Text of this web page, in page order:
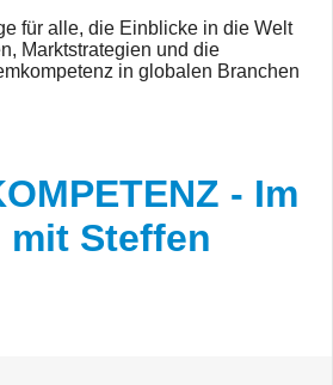
für alle, die Einblicke in die Welt
Marktstrategien und die
in globalen Branchen
- Im
mit Steffen